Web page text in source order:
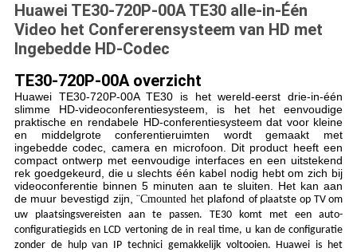
Huawei TE30-720P-00A TE30 alle-in-Één
Video het Confererensysteem van HD met
Ingebedde HD-Codec
TE30-720P-00Aoverzicht
Huawei TE30-720P-00A TE30 is het wereld-eerst drie-in-één
slimme HD-videoconferentiesysteem, is het het eenvoudige
praktische en rendabele HD-conferentiesysteem dat voor kleine
en middelgrote conferentieruimten wordt gemaakt met
ingebedde codec, camera en microfoon. Dit product heeft een
compact ontwerp met eenvoudige interfaces en een uitstekend
rek goedgekeurd, die u slechts één kabel nodig hebt om zich bij
videoconferentie binnen 5 minuten aan te sluiten. Het kan aan
de muur bevestigd zijn,¨Cmounted hetplafond of plaatste op TV om
uw plaatsingsvereisten aan te passen. TE30 komt met een auto-
configuratiegids en LCD vertoning de in real time, u kan de configuratie
zonder de hulp van IP technici gemakkelijk voltooien. Huawei is het